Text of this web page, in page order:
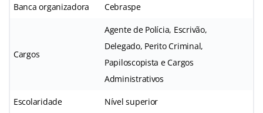
Banca organizadora Cebraspe
Cargos
Agente de Polícia, Escrivão,
Delegado, Perito Criminal,
Papiloscopista e Cargos
Administrativos
Escolaridade Nível superior